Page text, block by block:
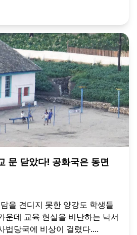
문 닫았다! 공화국은 동면
을 견디지 못한 양강도 학생들
운데 교육 현실을 비난하는 낙서
법당국에 비상이 걸렸다....